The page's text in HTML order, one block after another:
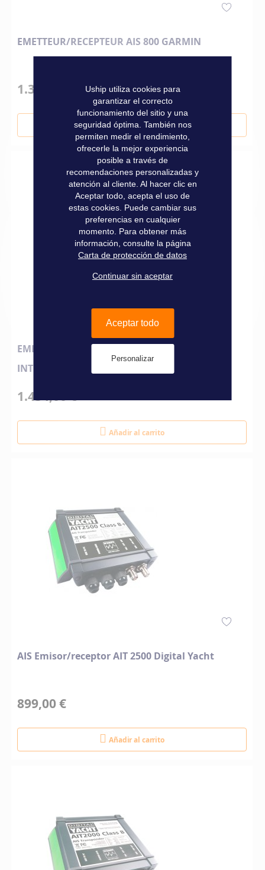
EMETTEUR/RECEPTEUR AIS 800 GARMIN
1.300,00 €
Añadir al carrito
EMETTEUR/RECEPTEUR AIS 700 5 W SPLITTER
INTEGRE RAYMARINE
1.434,00 €
Añadir al carrito
AIS Emisor/receptor AIT 2500 Digital Yacht
899,00 €
Añadir al carrito
Uship utiliza cookies para
garantizar el correcto
funcionamiento del sitio y una
seguridad óptima. También nos
permiten medir el rendimiento,
ofrecerle la mejor experiencia
posible a través de
recomendaciones personalizadas y
atención al cliente. Al hacer clic en
Aceptar todo, acepta el uso de
estas cookies. Puede cambiar sus
preferencias en cualquier
momento. Para obtener más
información, consulte la página
Carta de protección de datos
Continuar sin aceptar
Aceptar todo
Personalizar